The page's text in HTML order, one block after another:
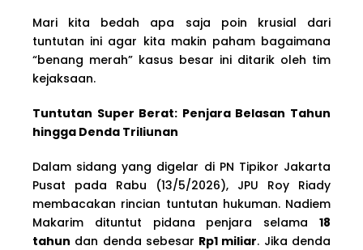
Mari kita bedah apa saja poin krusial dari
tuntutan ini agar kita makin paham bagaimana
“benang merah” kasus besar ini ditarik oleh tim
kejaksaan.
Tuntutan Super Berat: Penjara Belasan Tahun
hingga Denda Triliunan
Dalam sidang yang digelar di PN Tipikor Jakarta
Pusat pada Rabu (13/5/2026), JPU Roy Riady
membacakan rincian tuntutan hukuman. Nadiem
Makarim dituntut pidana penjara selama 18
tahun dan denda sebesar Rp1 miliar. Jika denda